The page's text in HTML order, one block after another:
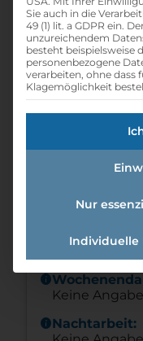
folderBranche:
Handel /
schoolBeruf:
calendar_month
01.08.2024
Lehrdauer:
info
Keine Angabe
infoNachtarbeit:
Sie auch in die
49 (1) lit. a GDPR ein.
unzureichendem
besteht beispielsweise
personenbezogene
verarbeiten, ohne dass
Klagemöglichkeit
Nur
Individuelle